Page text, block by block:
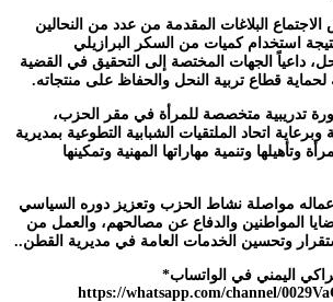
البلاغات المقدمة من عدد من النحالين
استخدام كميات من السكر البرازيلي
داعياً الجهات المختصة إلى التحقيق في القضية
لحماية قطاع تربية النحل والحفاظ على منتجاته.
تدريبية متخصصة للمرأة في مقر الحزب،
اتحاد الملتقيات الشبابية التطوعية بمديرية
وتأهيلها وتنمية مهاراتها المهنية وتمكينها
مواصلة نشاط الحزب وتعزيز دوره السياسي
المواطنين والدفاع عن مصالحهم، والعمل من
وتحسين الخدمات العامة في مديرية القطن..
اليمني في الواتساب*
https://whatsapp.com/channel/